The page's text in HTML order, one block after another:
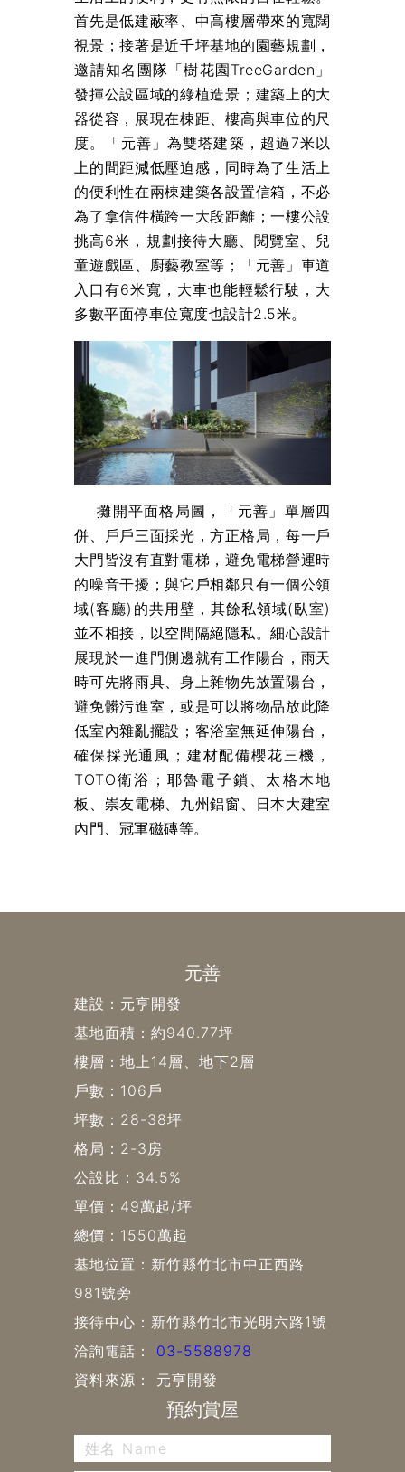
首先是低建蔽率、中高樓層帶來的寬闊
視景；接著是近千坪基地的園藝規劃，
邀請知名團隊「樹花園TreeGarden」
發揮公設區域的綠植造景；建築上的大
器從容，展現在棟距、樓高與車位的尺
度。「元善」為雙塔建築，超過7米以
上的間距減低壓迫感，同時為了生活上
的便利性在兩棟建築各設置信箱，不必
為了拿信件橫跨一大段距離；一樓公設
挑高6米，規劃接待大廳、閱覽室、兒
童遊戲區、廚藝教室等；「元善」車道
入口有6米寬，大車也能輕鬆行駛，大
多數平面停車位寬度也設計2.5米。
攤開平面格局圖，「元善」單層四
併、戶戶三面採光，方正格局，每一戶
大門皆沒有直對電梯，避免電梯營運時
的噪音干擾；與它戶相鄰只有一個公領
域(客廳)的共用壁，其餘私領域(臥室)
並不相接，以空間隔絕隱私。細心設計
展現於一進門側邊就有工作陽台，雨天
時可先將雨具、身上雜物先放置陽台，
避免髒污進室，或是可以將物品放此降
低室內雜亂擺設；客浴室無延伸陽台，
確保採光通風；建材配備櫻花三機，
TOTO衛浴；耶魯電子鎖、太格木地
板、崇友電梯、九州鋁窗、日本大建室
內門、冠軍磁磚等。
元善
建設：元亨開發
基地面積：約940.77坪
樓層：地上14層、地下2層
戶數：106戶
坪數：28-38坪
格局：2-3房
公設比：34.5%
單價：49萬起/坪
總價：1550萬起
基地位置：新竹縣竹北市中正西路
981號旁
接待中心：新竹縣竹北市光明六路1號
洽詢電話： 03-5588978
資料來源： 元亨開發
預約賞屋